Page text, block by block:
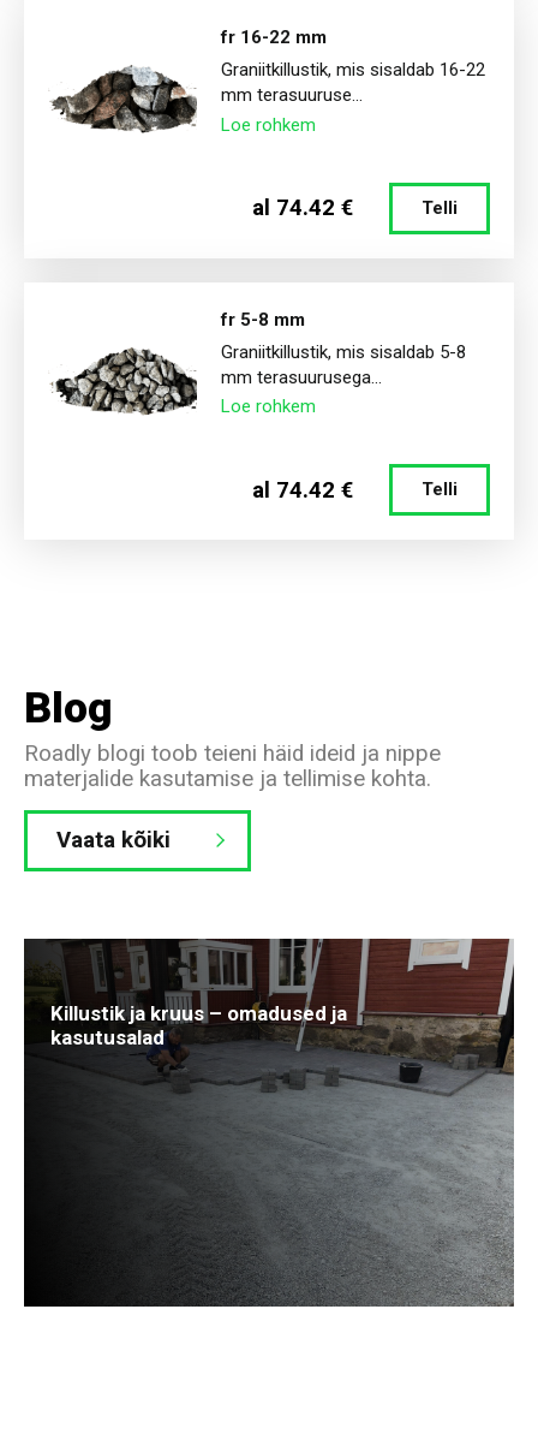
fr 16-22 mm
Graniitkillustik, mis sisaldab 16-22
mm terasuuruse...
Loe rohkem
al 74.42 € Telli
fr 5-8 mm
Graniitkillustik, mis sisaldab 5-8
mm terasuurusega...
Loe rohkem
al 74.42 € Telli
Blog
Roadly blogi toob teieni häid ideid ja nippe
materjalide kasutamise ja tellimise kohta.
Vaata kõiki
Killustik ja kruus – omadused ja
kasutusalad